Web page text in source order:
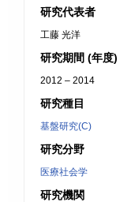
研究代表者
工藤 光洋
研究期間 (年度)
2012 – 2014
研究種目
基盤研究(C)
研究分野
医療社会学
研究機関